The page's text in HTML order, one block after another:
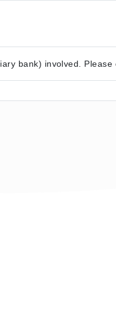
bank) involved. Please